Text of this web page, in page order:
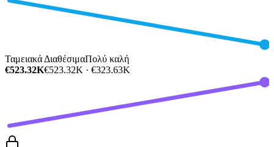
Ταμειακά ΔιαθέσιμαΠολύ καλή
€523.32K€523.32K · €323.63K